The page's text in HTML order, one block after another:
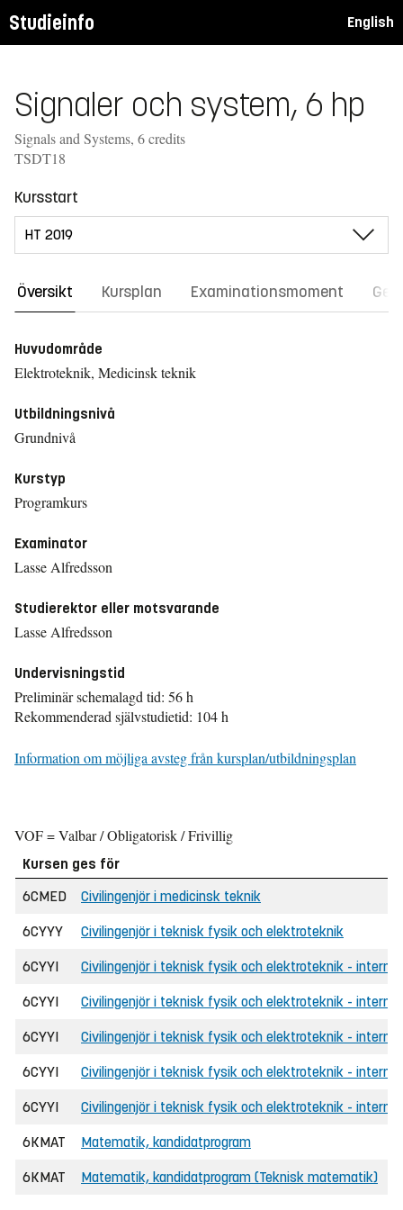
Studieinfo English
Signaler och system, 6 hp
Signals and Systems, 6 credits
TSDT18
Kursstart
Översikt Kursplan Examinationsmoment
Huvudområde
Elektroteknik, Medicinsk teknik
Utbildningsnivå
Grundnivå
Kurstyp
Programkurs
Examinator
Lasse Alfredsson
Studierektor eller motsvarande
Lasse Alfredsson
Undervisningstid
Preliminär schemalagd tid: 56 h
Rekommenderad självstudietid: 104 h
Information om möjliga avsteg från kursplan/utbildningsplan
VOF = Valbar / Obligatorisk / Frivillig
Kursen ges för
6CMED
Civilingenjör i medicinsk teknik
6CYYY Civilingenjör i teknisk fysik och elektroteknik
6CYYI Civilingenjör i teknisk fysik och elektroteknik -
6CYYI Civilingenjör i teknisk fysik och elektroteknik -
6CYYI Civilingenjör i teknisk fysik och elektroteknik -
6CYYI Civilingenjör i teknisk fysik och elektroteknik -
6CYYI Civilingenjör i teknisk fysik och elektroteknik -
6KMAT Matematik, kandidatprogram
6KMAT Matematik, kandidatprogram (Teknisk matematik)